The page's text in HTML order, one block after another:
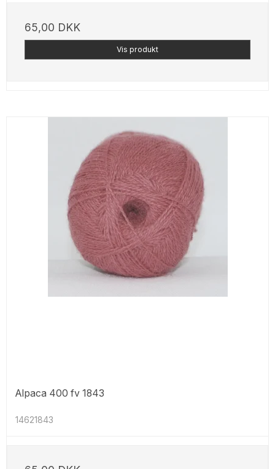
65,00 DKK
Vis produkt
Alpaca 400 fv 1843
14621843